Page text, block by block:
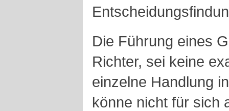
Die Führung eines
Richter, sei keine
einzelne Handlung
könne nicht für sich